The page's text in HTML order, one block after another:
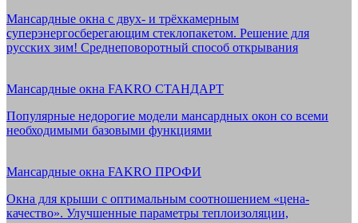
Мансардные окна с двух- и трёхкамерным
суперэнергосберегающим стеклопакетом. Решение для
русских зим! Среднеповоротный способ открывания
Мансардные окна FAKRO СТАНДАРТ
Популярные недорогие модели мансардных окон со всеми
необходимыми базовыми функциями
Мансардные окна FAKRO ПРОФИ
Окна для крыши с оптимальным соотношением «цена-
качество». Улучшенные параметры теплоизоляции,